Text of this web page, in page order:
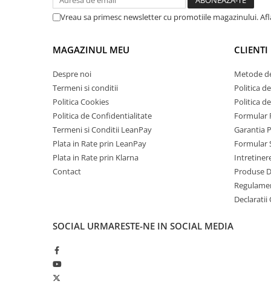
Produse Doogee
Telefoane Mobile Doogee
Produse Hotwav
Telefoane Mobile Hotwav
Produse Unihertz
Telefoane Mobile Unihertz
Tablete Unihertz
Produse Blackview
Telefoane Mobile Blackview
Tablete Blackview
Telefoane Mobile Fossibot
Produse Oukitel
Telefoane Mobile Oukitel
Vreau sa primesc newsletter cu promotiile magazinului.
MAGAZINUL MEU
Despre noi
Termeni si conditii
Politica Cookies
Politica de Confidentialitate
Termeni si Conditii LeanPay
Plata in Rate prin LeanPay
Plata in Rate prin Klarna
Contact
CLIENTI
Metode
Politica
Politica
Formular
Garantia
Formular
Produse
SOCIAL URMARESTE-NE IN SOCIAL MEDIA